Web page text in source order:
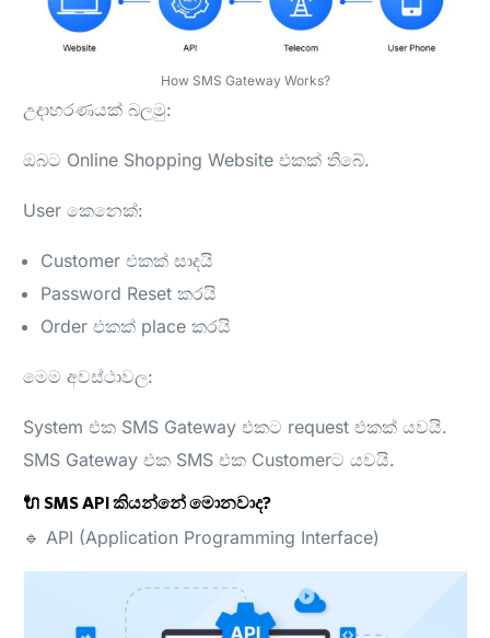
How SMS Gateway Works?
උදාහරණයක් බලමු:
ඔබට Online Shopping Website එකක් තිබේ.
User කෙනෙක්:
Customer එකක් සාදයි
Password Reset කරයි
Order එකක් place කරයි
මෙම අවස්ථාවල:
System එක SMS Gateway එකට request එකක් යවයි.
SMS Gateway එක SMS එක Customerට යවයි.
🔌 SMS API කියන්නේ මොනවාද?
🔹 API (Application Programming Interface)